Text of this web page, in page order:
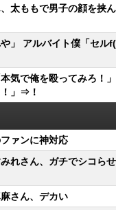
、太ももで男子の顔を挟
」 アルバイト僕「セル
本気で俺を殴ってみろ！
」⇒！
ァンに神対応
みれさん、ガチでシコら
さん、デカい